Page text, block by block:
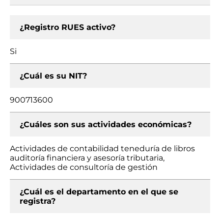
¿Registro RUES activo?
Si
¿Cuál es su NIT?
900713600
¿Cuáles son sus actividades económicas?
Actividades de contabilidad teneduría de libros
auditoría financiera y asesoría tributaria,
Actividades de consultoría de gestión
¿Cuál es el departamento en el que se
registra?